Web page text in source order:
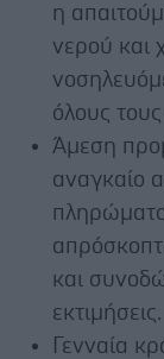
η
νερού και
όλους
Άμεση
αναγκαίο
και
εκτιμήσεις.
Γενναία